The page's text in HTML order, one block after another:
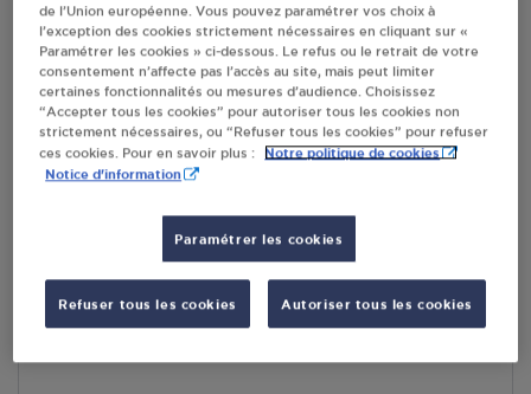
RECEVOIR LES COORDONNÉES DU REVENDEUR
En cliquant sur « S’y rendre », j’autorise le traitement
d’informations (dont mon adresse IP) et leur transfert hors UE
par Google Maps afin d’afficher la carte.
En savoir plus
Accès
de l’Union européenne. Vous pouvez paramétrer vos choix à
l’exception des cookies strictement nécessaires en cliquant sur «
Paramétrer les cookies » ci-dessous. Le refus ou le retrait de votre
consentement n’affecte pas l’accès au site, mais peut limiter
certaines fonctionnalités ou mesures d’audience. Choisissez
“Accepter tous les cookies” pour autoriser tous les cookies non
strictement nécessaires, ou “Refuser tous les cookies” pour refuser
ces cookies. Pour en savoir plus :
Notre politique de cookies
Notice d'information
Paramétrer les cookies
Refuser tous les cookies Autoriser tous les cookies